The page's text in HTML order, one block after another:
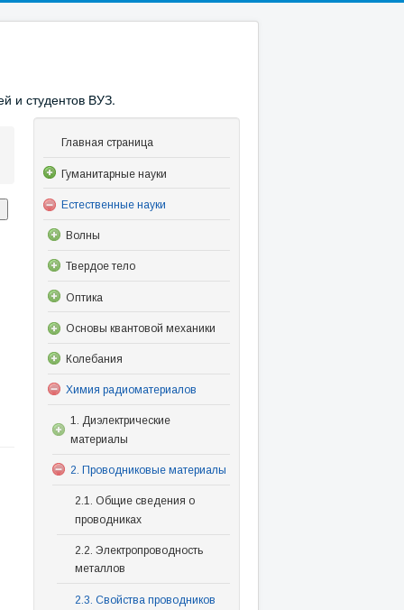
и студентов ВУЗ.
Главная страница
Гуманитарные науки
Естественные науки
Волны
Твердое тело
Оптика
Основы квантовой механики
Колебания
Химия радиоматериалов
1. Диэлектрические
материалы
2. Проводниковые материалы
2.1. Общие сведения о
проводниках
2.2. Электропроводность
металлов
2.3. Свойства проводников